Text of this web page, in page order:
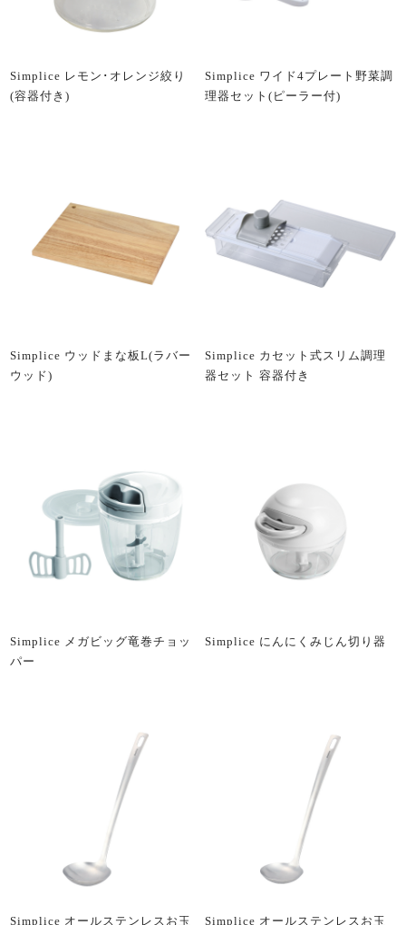
Simplice レモン･オレンジ絞り
(容器付き)
Simplice ワイド4プレート野菜調
理器セット(ピーラー付)
Simplice ウッドまな板L(ラバー
ウッド)
Simplice カセット式スリム調理
器セット 容器付き
Simplice メガビッグ竜巻チョッ
パー
Simplice にんにくみじん切り器
Simplice オールステンレスお玉 Simplice オールステンレスお玉